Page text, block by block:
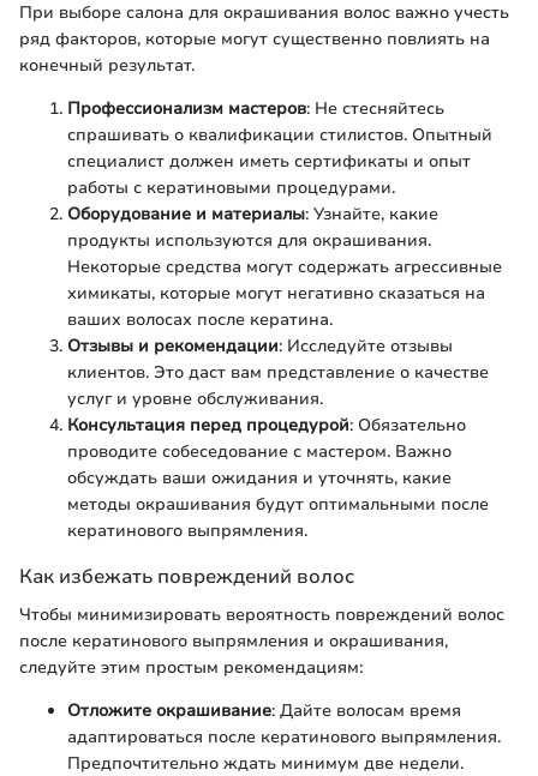
При выборе салона для окрашивания волос важно учесть
ряд факторов, которые могут существенно повлиять на
конечный результат.
Профессионализм мастеров: Не стесняйтесь
спрашивать о квалификации стилистов. Опытный
специалист должен иметь сертификаты и опыт
работы с кератиновыми процедурами.
Оборудование и материалы: Узнайте, какие
продукты используются для окрашивания.
Некоторые средства могут содержать агрессивные
химикаты, которые могут негативно сказаться на
ваших волосах после кератина.
Отзывы и рекомендации: Исследуйте отзывы
клиентов. Это даст вам представление о качестве
услуг и уровне обслуживания.
Консультация перед процедурой: Обязательно
проводите собеседование с мастером. Важно
обсуждать ваши ожидания и уточнять, какие
методы окрашивания будут оптимальными после
кератинового выпрямления.
Как избежать повреждений волос
Чтобы минимизировать вероятность повреждений волос
после кератинового выпрямления и окрашивания,
следуйте этим простым рекомендациям:
Отложите окрашивание: Дайте волосам время
адаптироваться после кератинового выпрямления.
Предпочтительно ждать минимум две недели.